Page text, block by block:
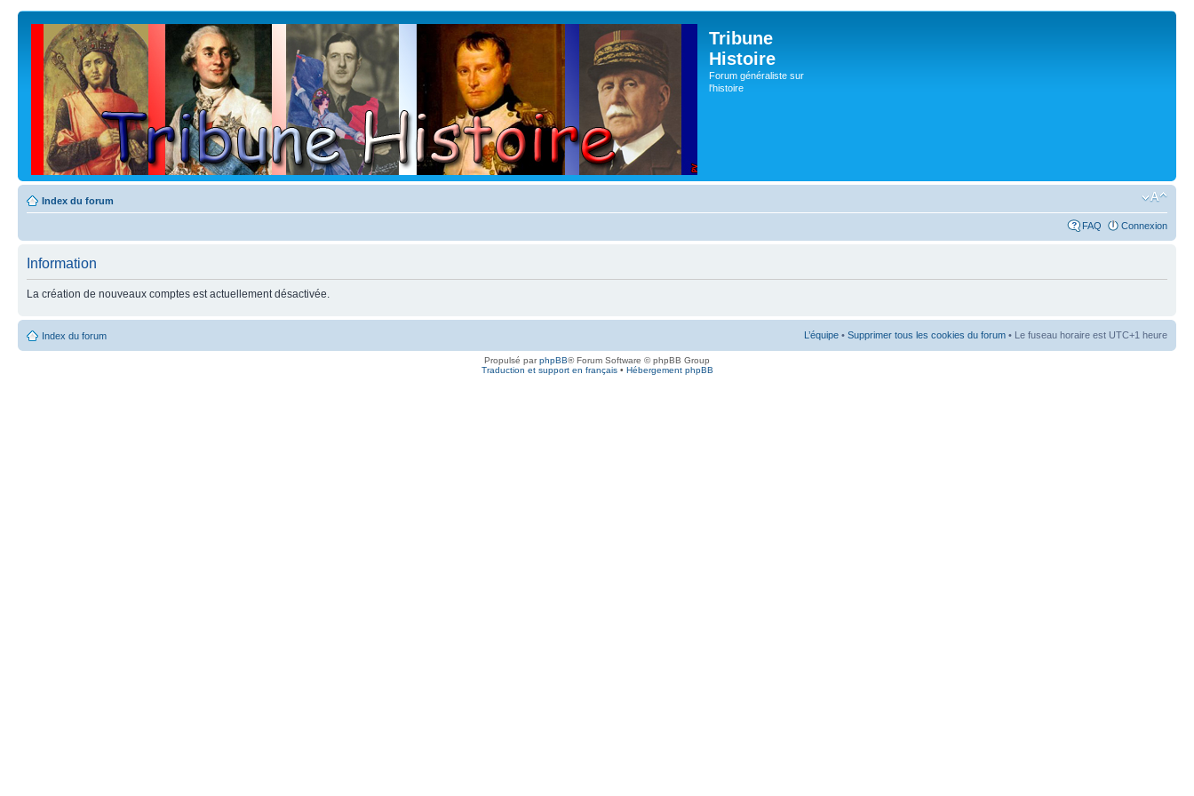
Tribune
Histoire
Forum généraliste sur
l'histoire
Index du forum
FAQ Connexion
Information
La création de nouveaux comptes est actuellement désactivée.
Index du forum L’équipe • Supprimer tous les cookies du forum • Le fuseau horaire est UTC+1 heure
Propulsé parphpBB® Forum Software © phpBB Group
Traduction et support en français• Hébergement phpBB